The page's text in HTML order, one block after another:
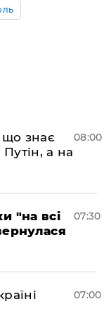
що знає
а на
08:00
"на всі
07:30
07:00